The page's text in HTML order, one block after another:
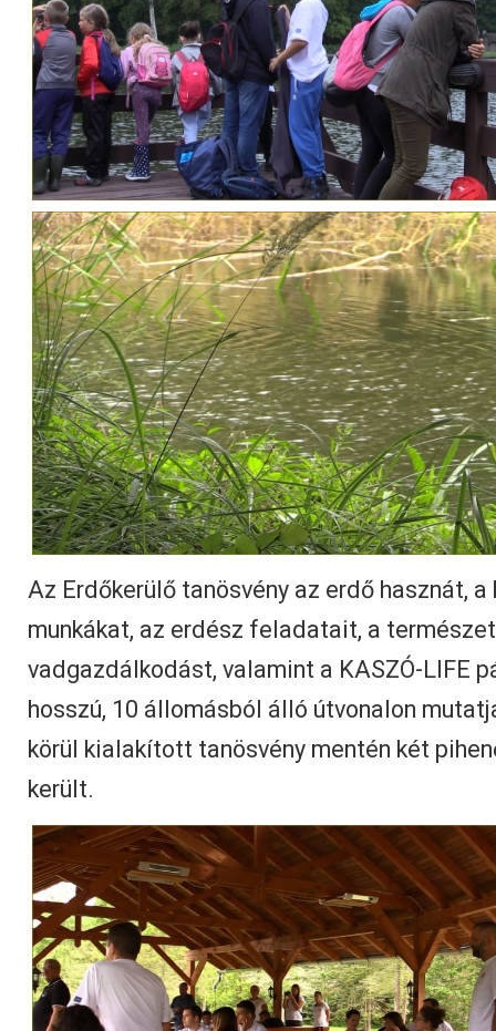
Az Erdőkerülő tanösvény az erdő hasznát, a
munkákat, az erdész feladatait, a
vadgazdálkodást, valamint a KASZÓ-LIFE
hosszú, 10 állomásból álló útvonalon
körül kialakított tanösvény mentén két
került.